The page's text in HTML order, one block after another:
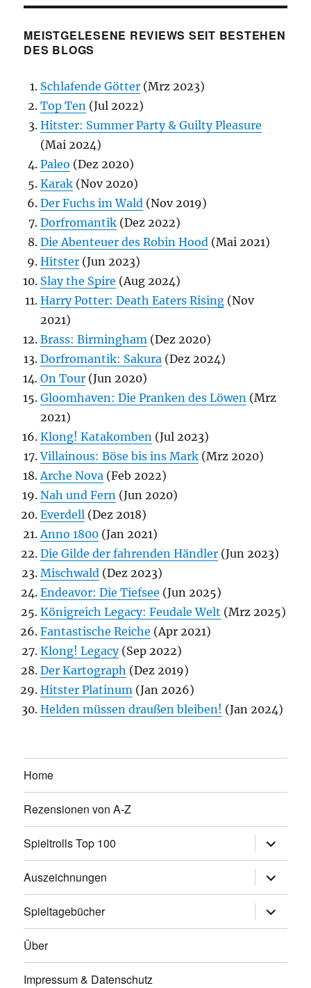
MEISTGELESENE REVIEWS SEIT BESTEHEN
DES BLOGS
Schlafende Götter (Mrz 2023)
Top Ten (Jul 2022)
Hitster: Summer Party & Guilty Pleasure
(Mai 2024)
Paleo (Dez 2020)
Karak (Nov 2020)
Der Fuchs im Wald (Nov 2019)
Dorfromantik (Dez 2022)
Die Abenteuer des Robin Hood (Mai 2021)
Hitster (Jun 2023)
Slay the Spire (Aug 2024)
Harry Potter: Death Eaters Rising (Nov
2021)
Brass: Birmingham (Dez 2020)
Dorfromantik: Sakura (Dez 2024)
On Tour (Jun 2020)
Gloomhaven: Die Pranken des Löwen (Mrz
2021)
Klong! Katakomben (Jul 2023)
Villainous: Böse bis ins Mark (Mrz 2020)
Arche Nova (Feb 2022)
Nah und Fern (Jun 2020)
Everdell (Dez 2018)
Anno 1800 (Jan 2021)
Die Gilde der fahrenden Händler (Jun 2023)
Mischwald (Dez 2023)
Endeavor: Die Tiefsee (Jun 2025)
Königreich Legacy: Feudale Welt (Mrz 2025)
Fantastische Reiche (Apr 2021)
Klong! Legacy(Sep 2022)
Der Kartograph (Dez 2019)
Hitster Platinum (Jan 2026)
Helden müssen draußen bleiben! (Jan 2024)
Home
Rezensionen von A-Z
Spieltrolls Top 100
öffnen
Auszeichnungen
öffnen
Spieltagebücher
öffnen
Über
Impressum & Datenschutz